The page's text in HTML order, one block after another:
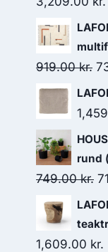
919.00kr.
rund
749.00kr.
1,609.00 kr.